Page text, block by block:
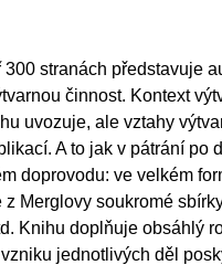
300 stranách představuje
činnost. Kontext
uvozuje, ale vztahy
A to jak v pátrání po
doprovodu: ve velkém
z Merglovy soukromé
Knihu doplňuje obsáhlý
jednotlivých děl